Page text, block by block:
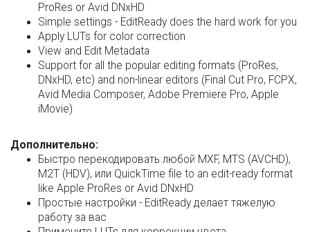
ProRes or Avid DNxHD
Simple settings - EditReady does the hard work for you
Apply LUTs for color correction
View and Edit Metadata
Support for all the popular editing formats (ProRes,
DNxHD, etc) and non-linear editors (Final Cut Pro, FCPX,
Avid Media Composer, Adobe Premiere Pro, Apple
iMovie)
Дополнительно:
Быстро перекодировать любой MXF, MTS (AVCHD),
M2T (HDV), или QuickTime file to an edit-ready format
like Apple ProRes or Avid DNxHD
Простые настройки - EditReady делает тяжелую
работу за вас